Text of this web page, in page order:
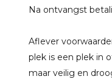
Na ontvangst
Aflever
plek is een plek in
maar veilig en